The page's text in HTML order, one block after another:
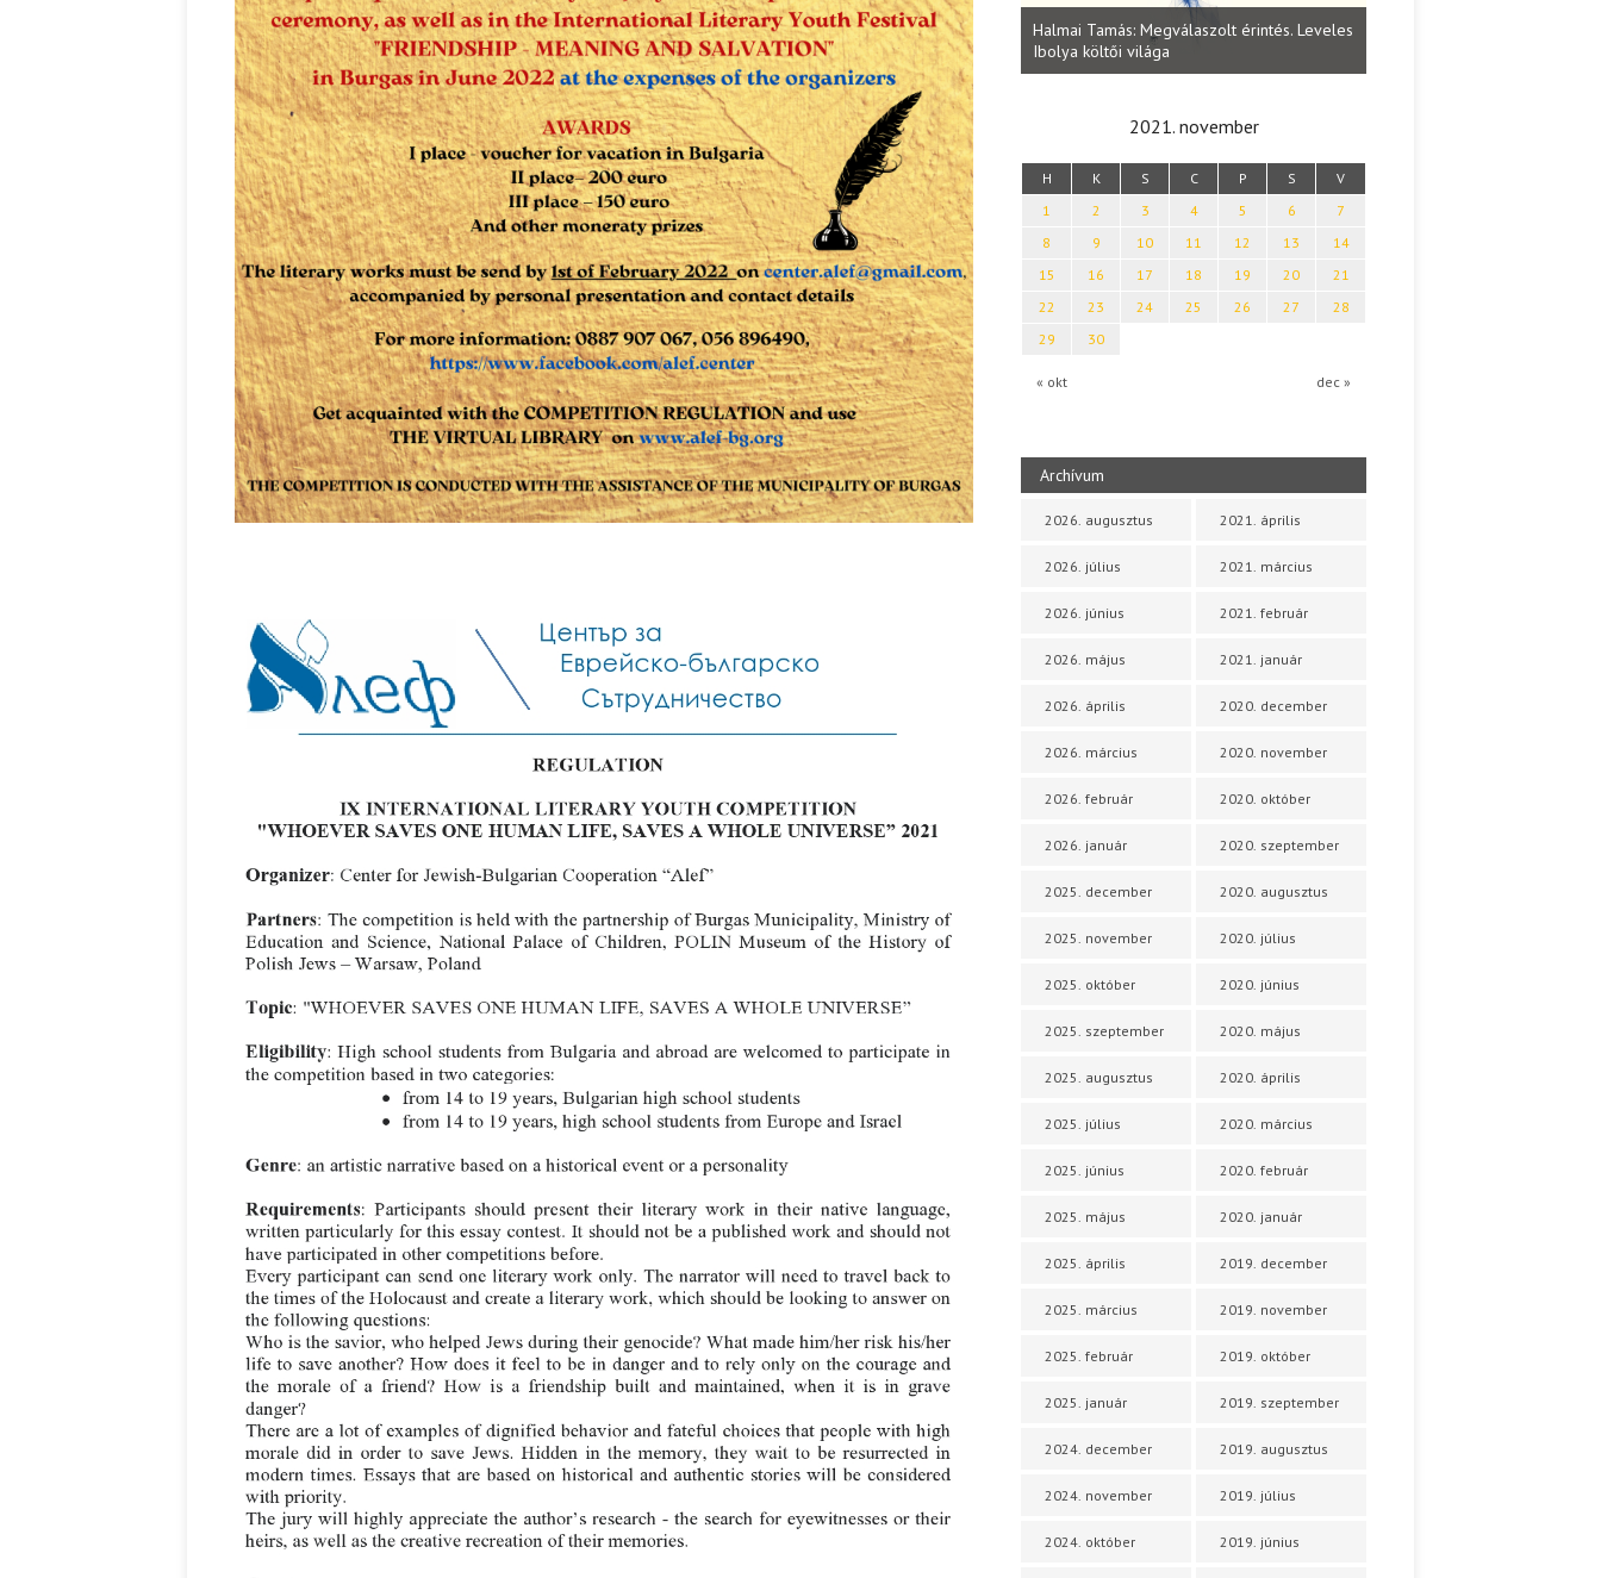
Káplán Géza: Erotikai kalauz
Parvathy Baul: A NAGY LELKEK DALAI.
Bevezetés a bául ösvénybe (Fordította:
Rideg Zsófia)
Halmai Tamás: Megválaszolt érintés. Leveles
Ibolya költői világa
Lakatos Fleisz Katalin: Vasárnap délután
2021. november
H K S C P S V
« okt dec »
1 2 3 4 5 6
7
8
9 10 11 12 13
14
15
16 17 18 19 20
21
22
23 24 25 26 27
28
29
30
Archívum
2026. augusztus
2026. július
2026. június
2026. május
2026. április
2026. március
2026. február
2026. január
2025. december
2025. november
2025. október
2025. szeptember
2025. augusztus
2025. július
2025. június
2025. május
2025. április
2025. március
2025. február
2025. január
2024. december
2024. november
2024. október
2021. április
2021. március
2021. február
2021. január
2020. december
2020. november
2020. október
2020. szeptember
2020. augusztus
2020. július
2020. június
2020. május
2020. április
2020. március
2020. február
2020. január
2019. december
2019. november
2019. október
2019. szeptember
2019. augusztus
2019. július
2019. június